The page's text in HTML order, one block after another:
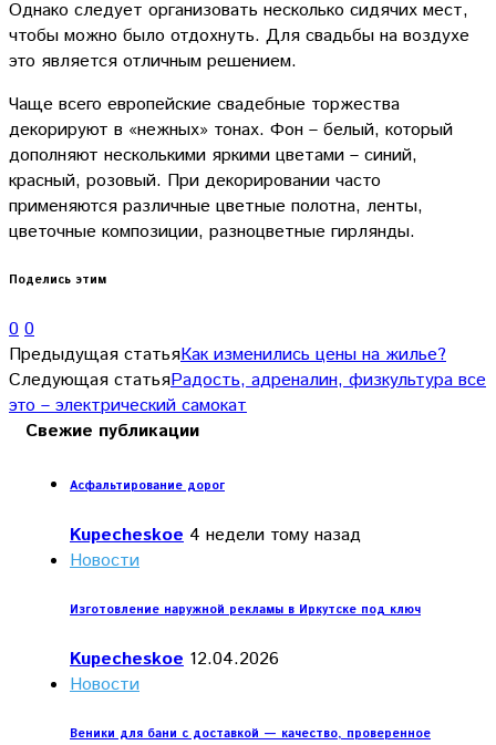
Однако следует организовать несколько сидячих мест,
чтобы можно было отдохнуть. Для свадьбы на воздухе
это является отличным решением.
Чаще всего европейские свадебные торжества
декорируют в «нежных» тонах. Фон – белый, который
дополняют несколькими яркими цветами – синий,
красный, розовый. При декорировании часто
применяются различные цветные полотна, ленты,
цветочные композиции, разноцветные гирлянды.
Поделись этим
0 0
Предыдущая статьяКак изменились цены на жилье?
Следующая статьяРадость, адреналин, физкультура все
это – электрический самокат
Свежие публикации
Асфальтирование дорог
Kupecheskoe 4 недели тому назад
Новости
Изготовление наружной рекламы в Иркутске под ключ
Kupecheskoe 12.04.2026
Новости
Веники для бани с доставкой — качество, проверенное